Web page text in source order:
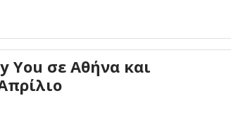
You σε Αθήνα και